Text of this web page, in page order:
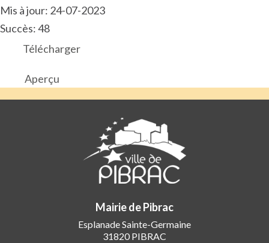
Mis à jour: 24-07-2023
Succès: 48
Télécharger
Aperçu
Mairie de Pibrac
Esplanade Sainte-Germaine
31820 PIBRAC